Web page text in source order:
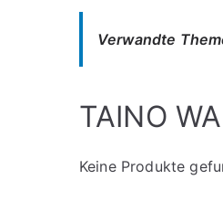
Verwandte
TAINO
Keine Produkte